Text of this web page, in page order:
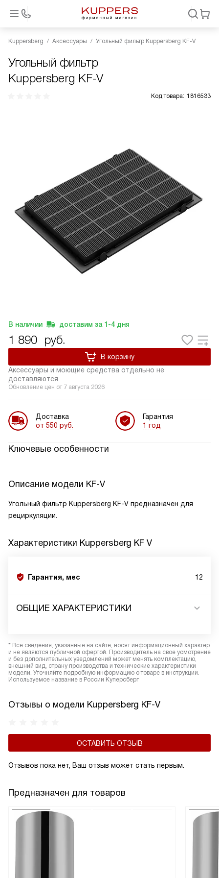
Kuppersberg Аксессуары Угольный фильтр Kuppersberg KF-V
Угольный фильтр
Kuppersberg KF-V
Код товара: 1816533
В наличии доставим за 1-4 дня
1 890 руб.
Аксессуары и моющие средства отдельно не
доставляются
В корзину
Обновление цен от 7 августа 2026
Доставка
от 550 руб.
Гарантия
1 год
Ключевые особенности
Описание модели KF-V
Угольный фильтр Kuppersberg KF-V предназначен для
рециркуляции.
Характеристики Kuppersberg KF V
Гарантия, мес 12
ОБЩИЕ ХАРАКТЕРИСТИКИ
* Все сведения, указанные на сайте, носят информационный характер
и не являются публичной офертой. Производитель на свое усмотрение
и без дополнительных уведомлений может менять комплектацию,
внешний вид, страну производства и технические характеристики
модели. Уточняйте подробную информацию о товаре в инструкции.
Используемое название в России Куперсберг
Отзывы о модели Kuppersberg KF-V
ОСТАВИТЬ ОТЗЫВ
Отзывов пока нет, Ваш отзыв может стать первым.
Предназначен для товаров